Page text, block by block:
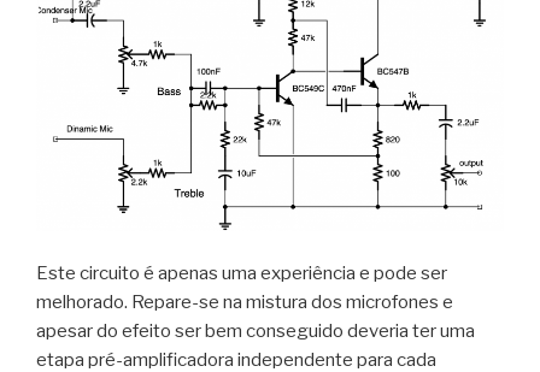
Este circuito é apenas uma experiência e pode ser
melhorado. Repare-se na mistura dos microfones e
apesar do efeito ser bem conseguido deveria ter uma
etapa pré-amplificadora independente para cada